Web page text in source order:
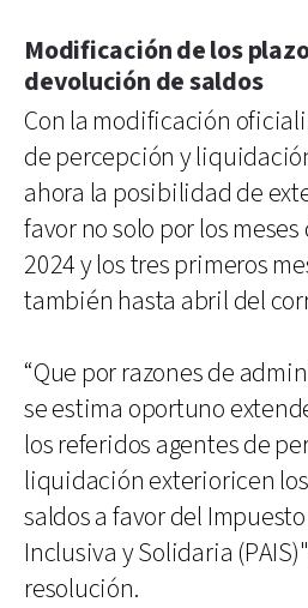
Modificación de los
devolución de saldos
Con la modificación
de percepción y
ahora la posibilidad de
favor no solo por los
2024 y los tres primeros
también hasta abril del
“Que por razones de
se estima oportuno
los referidos agentes de
liquidación exterioricen
saldos a favor del
Inclusiva y Solidaria
resolución.